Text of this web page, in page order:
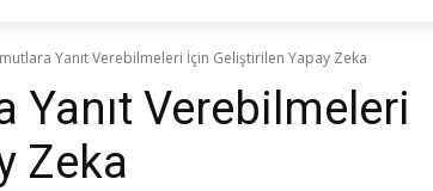
Yanıt Verebilmeleri İçin Geliştirilen Yapay Zeka
Yanıt Verebilmeleri
Zeka